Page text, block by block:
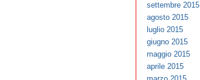
settembre 2015
agosto 2015
luglio 2015
giugno 2015
maggio 2015
aprile 2015